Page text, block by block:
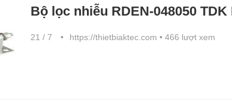
Bộ lọc nhiễu RDEN-048050 TDK
21 / 7 https://thietbiaktec.com • 466 lượt xem